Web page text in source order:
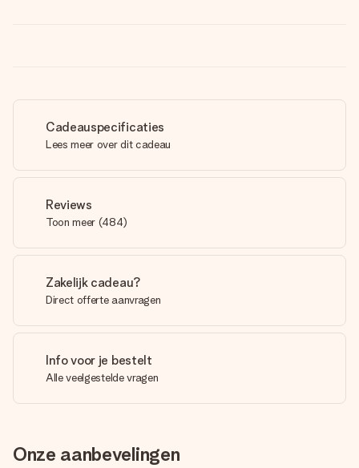
Cadeauspecificaties
Lees meer over dit cadeau
Reviews
Toon meer (484)
Zakelijk cadeau?
Direct offerte aanvragen
Info voor je bestelt
Alle veelgestelde vragen
Onze aanbevelingen